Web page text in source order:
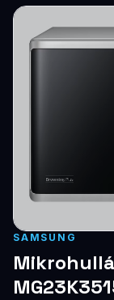
Monitorok
Dokkolók
Blog
Szolgáltatások
Támogatás
SAMSUNG